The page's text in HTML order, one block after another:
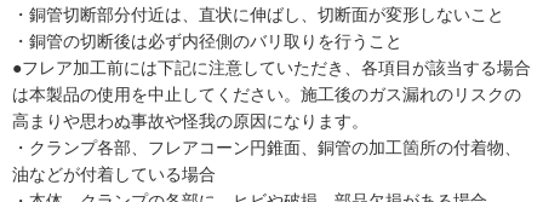
・銅管切断部分付近は、直状に伸ばし、切断面が変形しないこと
・銅管の切断後は必ず内径側のバリ取りを行うこと
●フレア加工前には下記に注意していただき、各項目が該当する場合
は本製品の使用を中止してください。施工後のガス漏れのリスクの
高まりや思わぬ事故や怪我の原因になります。
・クランプ各部、フレアコーン円錐面、銅管の加工箇所の付着物、
油などが付着している場合